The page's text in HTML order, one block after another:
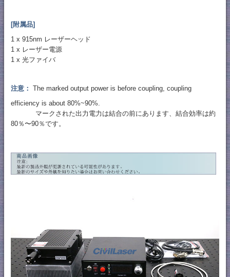
[附属品]
1 x 915nm レーザーヘッド
1 x レーザー電源
1 x 光ファイバ
注意： The marked output power is before coupling, coupling
efficiency is about 80%~90%.
マークされた出力電力は結合の前にあります、結合効率は約
80％〜90％です。